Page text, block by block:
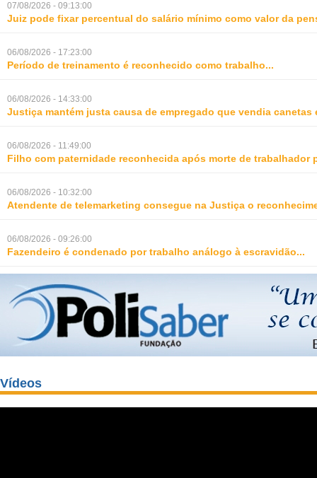
07/08/2026 - 09:13:00
Juiz pode fixar percentual do salário mínimo como valor da
06/08/2026 - 17:23:00
Período de treinamento é reconhecido como trabalho...
06/08/2026 - 14:33:00
Justiça mantém justa causa de empregado que vendia canetas
06/08/2026 - 11:49:00
Filho com paternidade reconhecida após morte de trabalhador
06/08/2026 - 10:32:00
Atendente de telemarketing consegue na Justiça o
06/08/2026 - 09:26:00
Fazendeiro é condenado por trabalho análogo à escravidão...
Vídeos